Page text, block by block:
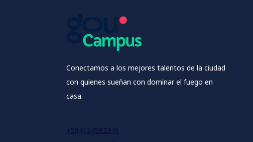
Conectamos a los mejores talentos de la ciudad
con quienes sueñan con dominar el fuego en
casa.
+584124592346